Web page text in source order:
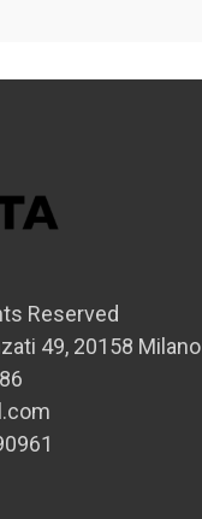
Reserved
49, 20158 Milano